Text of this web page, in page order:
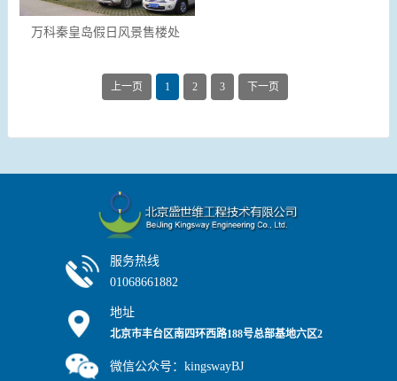
万科秦皇岛假日风景售楼处
上一页 1 2 3 下一页
服务热线
01068661882
地址
北京市丰台区南四环西路188号总部基地六区2
微信公众号：kingswayBJ